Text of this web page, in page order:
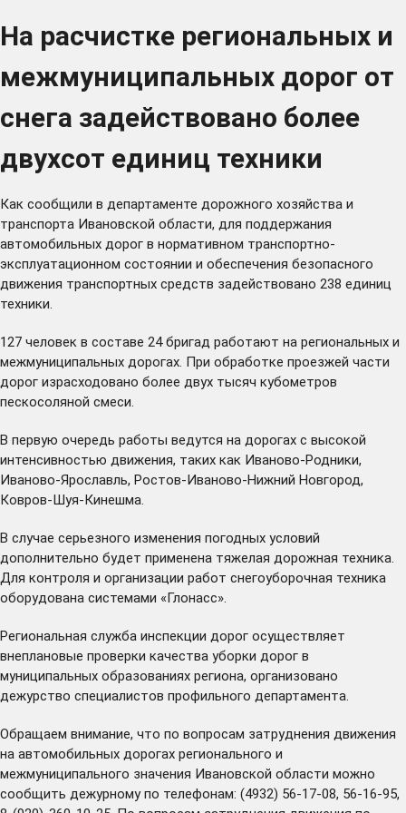
На расчистке региональных и
межмуниципальных дорог от
снега задействовано более
двухсот единиц техники
Как сообщили в департаменте дорожного хозяйства и
транспорта Ивановской области, для поддержания
автомобильных дорог в нормативном транспортно-
эксплуатационном состоянии и обеспечения безопасного
движения транспортных средств задействовано 238 единиц
техники.
127 человек в составе 24 бригад работают на региональных и
межмуниципальных дорогах. При обработке проезжей части
дорог израсходовано более двух тысяч кубометров
пескосоляной смеси.
В первую очередь работы ведутся на дорогах с высокой
интенсивностью движения, таких как Иваново-Родники,
Иваново-Ярославль, Ростов-Иваново-Нижний Новгород,
Ковров-Шуя-Кинешма.
В случае серьезного изменения погодных условий
дополнительно будет применена тяжелая дорожная техника.
Для контроля и организации работ снегоуборочная техника
оборудована системами «Глонасс».
Региональная служба инспекции дорог осуществляет
внеплановые проверки качества уборки дорог в
муниципальных образованиях региона, организовано
дежурство специалистов профильного департамента.
Обращаем внимание, что по вопросам затруднения движения
на автомобильных дорогах регионального и
межмуниципального значения Ивановской области можно
сообщить дежурному по телефонам: (4932) 56-17-08, 56-16-95,